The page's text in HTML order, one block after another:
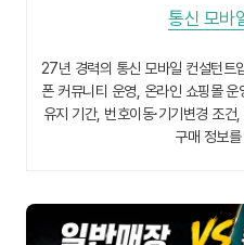
통신 모바
27년 경력의 통신 모바일 컨설턴트
폰 커뮤니티 운영, 온라인 쇼핑몰
유지 기간, 번호이동·기기변경 조
구매 정보